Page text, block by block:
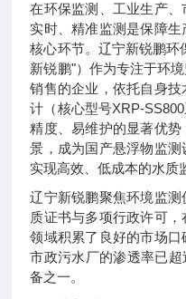
在环保监测、工业生产
实时、精准监测是保障
核心环节。辽宁新锐鹏环
新锐鹏"）作为专注于环
销售的企业，依托自身
计（核心型号XRP-
精度、易维护的显著优
景，成为国产悬浮物监
实现高效、低成本的水质
辽宁新锐鹏聚焦环境监
质证书与多项行政许可
领域积累了良好的市场
市政污水厂的渗透率已
备之一。